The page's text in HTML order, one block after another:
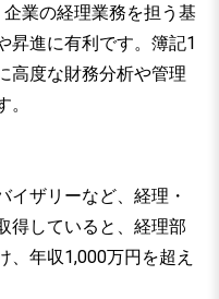
業の経理業務を担う基
昇進に有利です。簿記1
高度な財務分析や管理
イザリーなど、経理・
得していると、経理部
、年収1,000万円を超え